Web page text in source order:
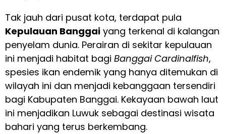
Tak jauh dari pusat kota, terdapat pula
Kepulauan Banggai yang terkenal di kalangan
penyelam dunia. Perairan di sekitar kepulauan
ini menjadi habitat bagi Banggai Cardinalfish,
spesies ikan endemik yang hanya ditemukan di
wilayah ini dan menjadi kebanggaan tersendiri
bagi Kabupaten Banggai. Kekayaan bawah laut
ini menjadikan Luwuk sebagai destinasi wisata
bahari yang terus berkembang.